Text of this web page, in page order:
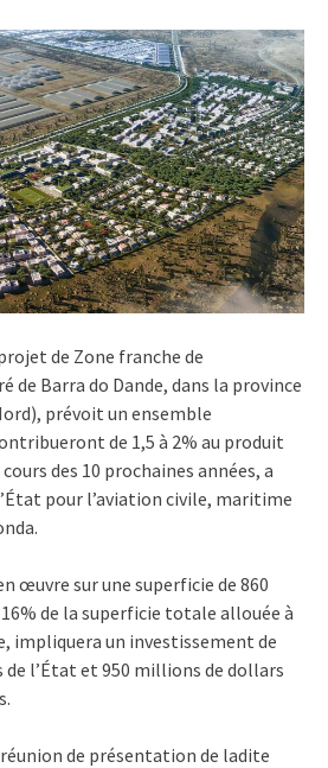
de Zone franche de
de Barra do Dande, dans la province
prévoit un ensemble
de 1,5 à 2% au produit
des 10 prochaines années, a
pour l’aviation civile, maritime
œuvre sur une superficie de 860
de la superficie totale allouée à
impliquera un investissement de
l’État et 950 millions de dollars
de présentation de ladite